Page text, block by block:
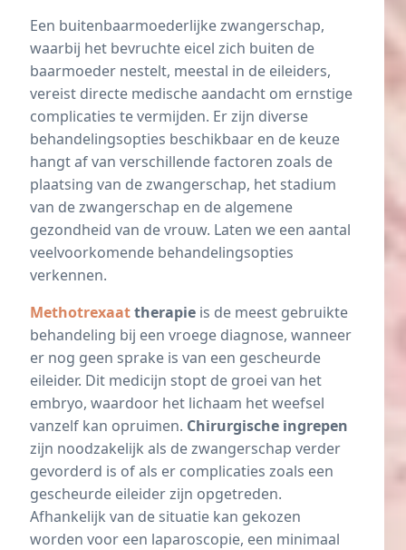
Een buitenbaarmoederlijke zwangerschap,
waarbij het bevruchte eicel zich buiten de
baarmoeder nestelt, meestal in de eileiders,
vereist directe medische aandacht om ernstige
complicaties te vermijden. Er zijn diverse
behandelingsopties beschikbaar en de keuze
hangt af van verschillende factoren zoals de
plaatsing van de zwangerschap, het stadium
van de zwangerschap en de algemene
gezondheid van de vrouw. Laten we een aantal
veelvoorkomende behandelingsopties
verkennen.
Methotrexaattherapie is de meest gebruikte
behandeling bij een vroege diagnose, wanneer
er nog geen sprake is van een gescheurde
eileider. Dit medicijn stopt de groei van het
embryo, waardoor het lichaam het weefsel
vanzelf kan opruimen. Chirurgische ingrepen
zijn noodzakelijk als de zwangerschap verder
gevorderd is of als er complicaties zoals een
gescheurde eileider zijn opgetreden.
Afhankelijk van de situatie kan gekozen
worden voor een laparoscopie, een minimaal